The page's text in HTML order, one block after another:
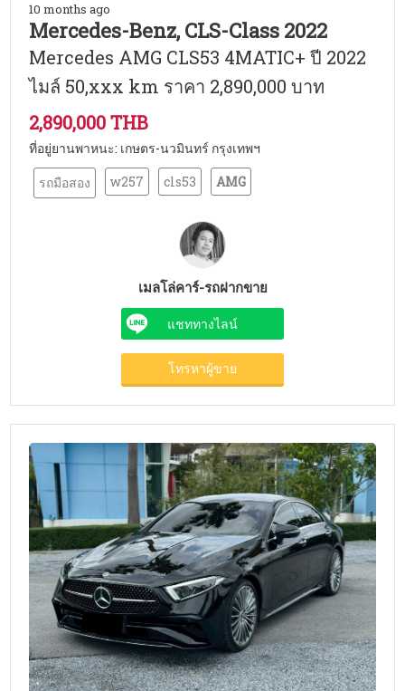
10 months ago
Mercedes-Benz, CLS-Class 2022
Mercedes AMG CLS53 4MATIC+ ปี 2022
ไมล์ 50,xxx km ราคา 2,890,000 บาท
2,890,000 THB
ที่อยู่ยานพาหนะ: เกษตร-นวมินทร์ กรุงเทพฯ
รถมือสอง
w257 cls53 AMG
เมลโล่คาร์-รถฝากขาย
แชททางไลน์
โทรหาผู้ขาย